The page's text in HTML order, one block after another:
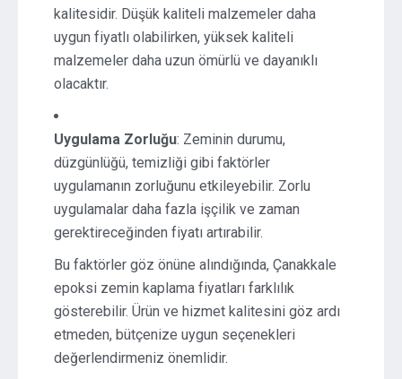
kalitesidir. Düşük kaliteli malzemeler daha
uygun fiyatlı olabilirken, yüksek kaliteli
malzemeler daha uzun ömürlü ve dayanıklı
olacaktır.
Uygulama Zorluğu: Zeminin durumu,
düzgünlüğü, temizliği gibi faktörler
uygulamanın zorluğunu etkileyebilir. Zorlu
uygulamalar daha fazla işçilik ve zaman
gerektireceğinden fiyatı artırabilir.
Bu faktörler göz önüne alındığında, Çanakkale
epoksi zemin kaplama fiyatları farklılık
gösterebilir. Ürün ve hizmet kalitesini göz ardı
etmeden, bütçenize uygun seçenekleri
değerlendirmeniz önemlidir.